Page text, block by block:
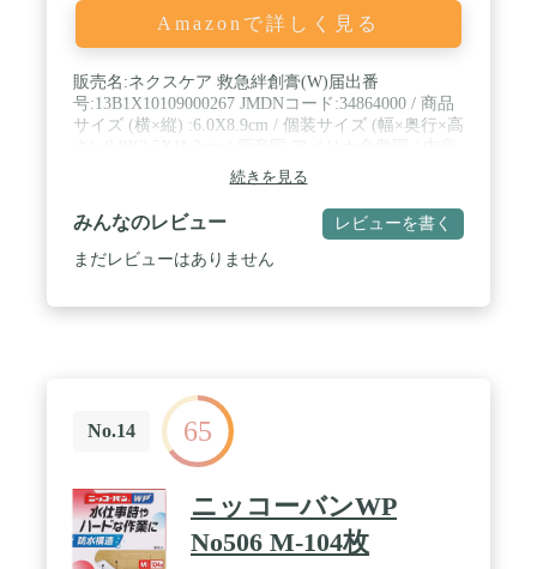
Amazonで詳しく見る
販売名:ネクスケア 救急絆創膏(W)届出番
号:13B1X10109000267 JMDNコード:34864000 / 商品
サイズ (横×縦) :6.0X8.9cm / 個装サイズ (幅×奥行×高
量:6枚 / (材質)基材:ポリウレタン、パッド:ポリエス
テル/ポリエチレン、粘着剤:アクリル系
続きを見る
みんなのレビュー レビューを書く
まだレビューはありません
No.14 65
ニッコーバンWP
No506 M-104枚